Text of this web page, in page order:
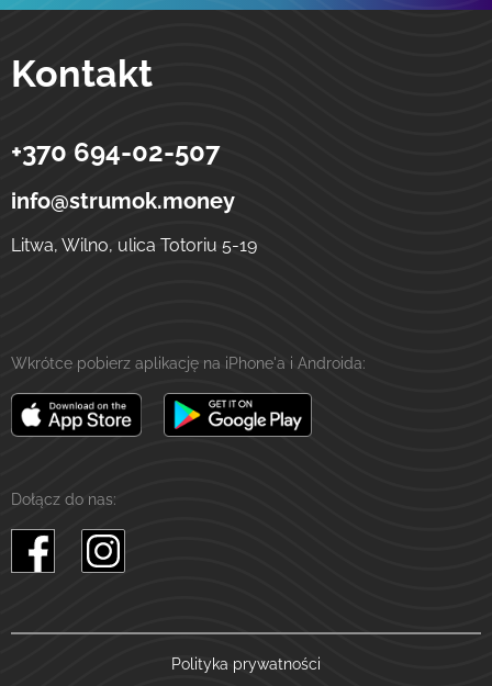
Kontakt
Strumok
Przelewy na Ukrainę
ulica Totoriu, 5-19
+370 694-02-507
info@strumok.money
Litwa, Wilno, ulica Totoriu 5-19
Wkrótce pobierz aplikację na iPhone'a i Androida:
Dołącz do nas:
Polityka prywatności